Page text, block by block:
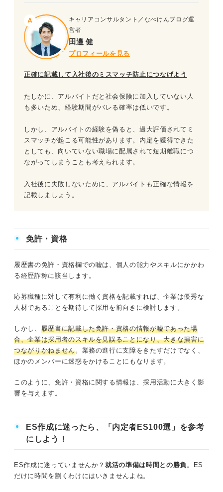
キャリアコンサルタント／なべけんブログ運
営者
田邉 健
プロフィールを見る
正確に記載して入社後のミスマッチ防止につなげよう
たしかに、アルバイトだと社会保険に加入していない人
も多いため、経験期間がバレる確率は低いです。
しかし、アルバイトの経験を偽ると、過大評価されてミ
スマッチが起こる可能性があります。内定を獲得できた
としても、向いていない職場に配属されて短期離職につ
ながってしまうことも考えられます。
入社後に失敗しないために、アルバイトも正確な情報を
記載しましょう。
免許・資格
履歴書の免許・資格欄での嘘は、個人の能力やスキルにかかわ
る経歴詐称に該当します。
応募職種に対して有利に働く資格を記載すれば、企業は優秀な
人材であることを期待して採用を前向きに検討します。
しかし、 履歴書に記載した免許・資格の情報が嘘であった場
合、企業は採用者のスキルを見誤ることになり、大きな損害に
つながりかねません。業務の進行に支障をきたすだけでなく、
ほかのメンバーに迷惑をかけることにもなります。
このように、免許・資格に関する情報は、採用活動に大きく影
響を与えます。
ES作成に迷ったら、「内定者ES100選」を参考
にしよう！
ES作成に迷っていませんか？就活の準備は時間との勝負 。ES
だけに時間を割くわけにはいきませんよね。